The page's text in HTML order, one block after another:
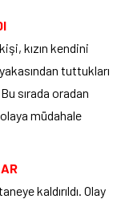
kızın kendini
tuttukları
sırada oradan
müdahale
kaldırıldı. Olay